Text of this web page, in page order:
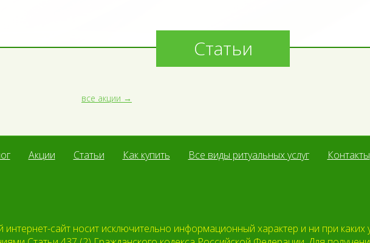
все акции
Статьи
Акции Статьи Как купить Все виды ритуальных услуг Контакты
сайт носит исключительно информационный характер и ни при каких